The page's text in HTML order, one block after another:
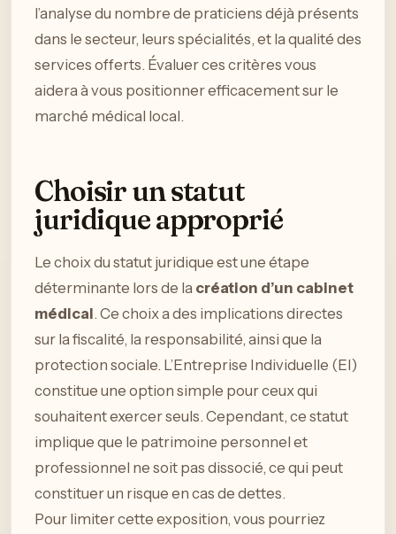
l’analyse du nombre de praticiens déjà présents
dans le secteur, leurs spécialités, et la qualité des
services offerts. Évaluer ces critères vous
aidera à vous positionner efficacement sur le
marché médical local.
Choisir un statut
juridique approprié
Le choix du statut juridique est une étape
déterminante lors de la création d’un cabinet
médical. Ce choix a des implications directes
sur la fiscalité, la responsabilité, ainsi que la
protection sociale. L’Entreprise Individuelle (EI)
constitue une option simple pour ceux qui
souhaitent exercer seuls. Cependant, ce statut
implique que le patrimoine personnel et
professionnel ne soit pas dissocié, ce qui peut
constituer un risque en cas de dettes.
Pour limiter cette exposition, vous pourriez